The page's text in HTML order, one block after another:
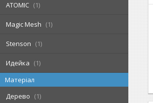
ATOMIC
1
Magic Mesh 1
Stenson 1
Идейка
1
Матеріал
Дерево
1